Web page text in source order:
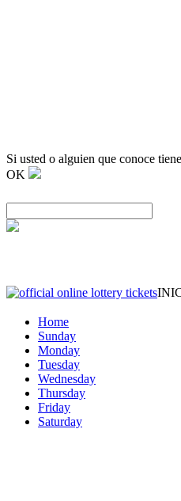
Si usted o alguien que conoce
OK
Home
Sunday
Monday
Tuesday
Wednesday
Thursday
Friday
Saturday